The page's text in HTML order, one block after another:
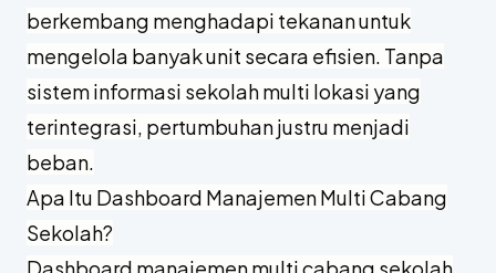
berkembang menghadapi tekanan untuk
mengelola banyak unit secara efisien. Tanpa
sistem informasi sekolah multi lokasi yang
terintegrasi, pertumbuhan justru menjadi
beban.
Apa Itu Dashboard Manajemen Multi Cabang
Sekolah?